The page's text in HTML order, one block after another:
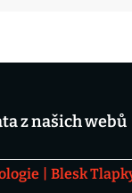
z našich webů
Blesk